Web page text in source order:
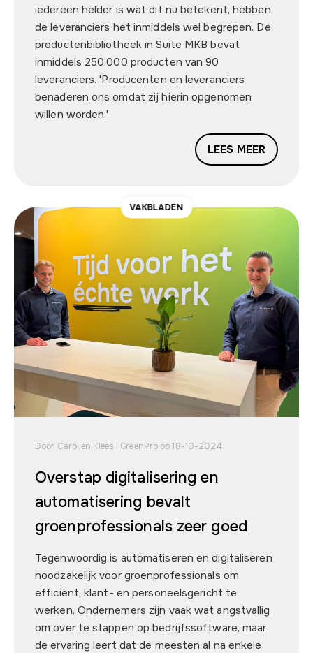
iedereen helder is wat dit nu betekent, hebben
de leveranciers het inmiddels wel begrepen. De
productenbibliotheek in Suite MKB bevat
inmiddels 250.000 producten van 90
leveranciers. 'Producenten en leveranciers
benaderen ons omdat zij hierin opgenomen
willen worden.'
LEES MEER
VAKBLADEN
Door Carolien Klees | GreenPro op 18-10-2024
Overstap digitalisering en
automatisering bevalt
groenprofessionals zeer goed
Tegenwoordig is automatiseren en digitaliseren
noodzakelijk voor groenprofessionals om
efficiënt, klant- en personeelsgericht te
werken. Ondernemers zijn vaak wat angstvallig
om over te stappen op bedrijfssoftware, maar
de ervaring leert dat de meesten al na enkele